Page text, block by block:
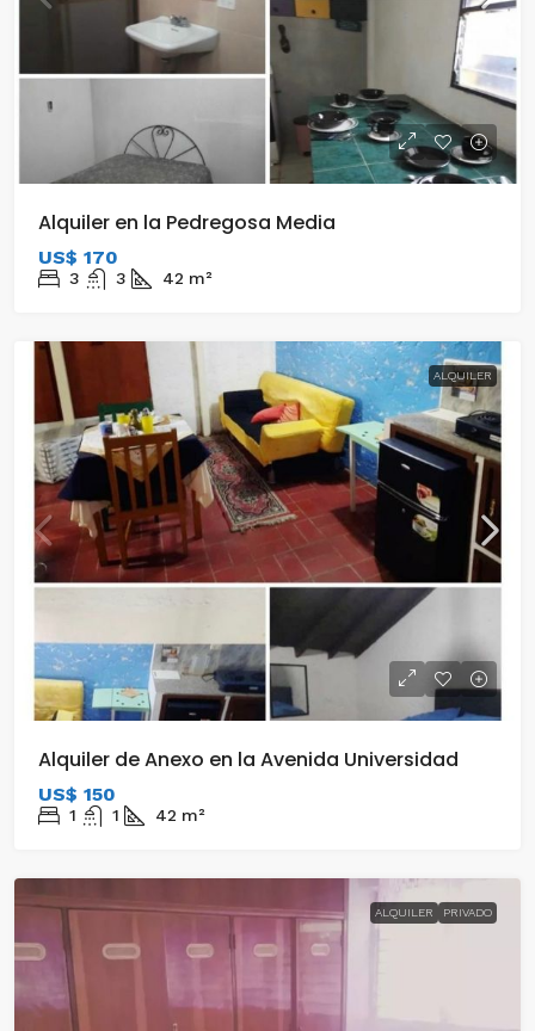
Alquiler en la Pedregosa Media
US$ 170
3 3 42 m²
ALQUILER
Alquiler de Anexo en la Avenida Universidad
US$ 150
1 1 42 m²
ALQUILER PRIVADO